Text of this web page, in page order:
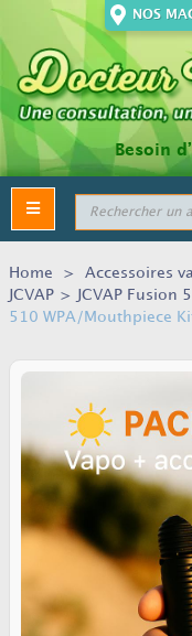
NOS
Besoin
Toggle
navigation
Home > Accessoires
JCVAP > JCVAP Fusion
510 WPA/Mouthpiece